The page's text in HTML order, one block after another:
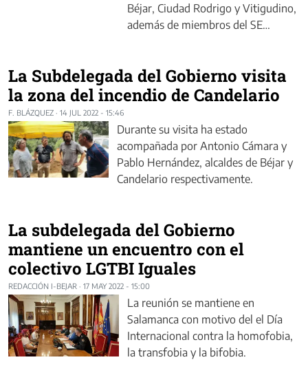
Béjar, Ciudad Rodrigo y Vitigudino,
además de miembros del SE…
La Subdelegada del Gobierno visita
la zona del incendio de Candelario
F. BLÁZQUEZ · 14 JUL 2022 - 15:46
Durante su visita ha estado
acompañada por Antonio Cámara y
Pablo Hernández, alcaldes de Béjar y
Candelario respectivamente.
La subdelegada del Gobierno
mantiene un encuentro con el
colectivo LGTBI Iguales
REDACCIÓN I-BEJAR · 17 MAY 2022 - 15:00
La reunión se mantiene en
Salamanca con motivo del el Día
Internacional contra la homofobia,
la transfobia y la bifobia.